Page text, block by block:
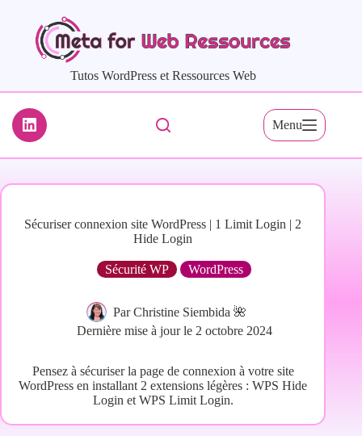
contenu
Tutos WordPress et Ressources Web
Menu
Sécuriser connexion site WordPress | 1 Limit Login | 2
Hide Login
Sécurité WP WordPress
Par Christine Siembida 🌺
Dernière mise à jour le 2 octobre 2024
Pensez à sécuriser la page de connexion à votre site
WordPress en installant 2 extensions légères : WPS Hide
Login et WPS Limit Login.